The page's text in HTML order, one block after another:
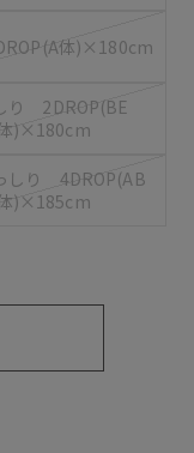
体)×180cm
り 2DROP(BE
)×180cm
しり 4DROP(AB
)×185cm